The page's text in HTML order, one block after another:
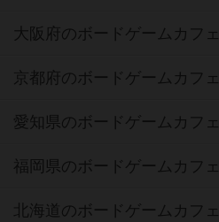
大阪府のボードゲームカフェ
京都府のボードゲームカフェ
愛知県のボードゲームカフェ
福岡県のボードゲームカフェ
北海道のボードゲームカフェ